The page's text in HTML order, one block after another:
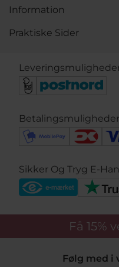
Information
Praktiske Sider
Betalingsmuligheder
Sikker Og Tryg E-
Få 15%
Følg med i